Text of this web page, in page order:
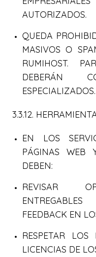
AUTORIZADOS.
QUEDA
MASIVOS O
RUMIHOST.
DEBERÁN
ESPECIALIZADOS.
3.3.12.
EN LOS
PÁGINAS WEB
DEBEN:
REVISAR
FEEDBACK EN
RESPETAR
LICENCIAS DE